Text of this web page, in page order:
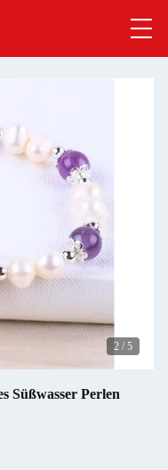
2 / 5
Süßwasser Perlen